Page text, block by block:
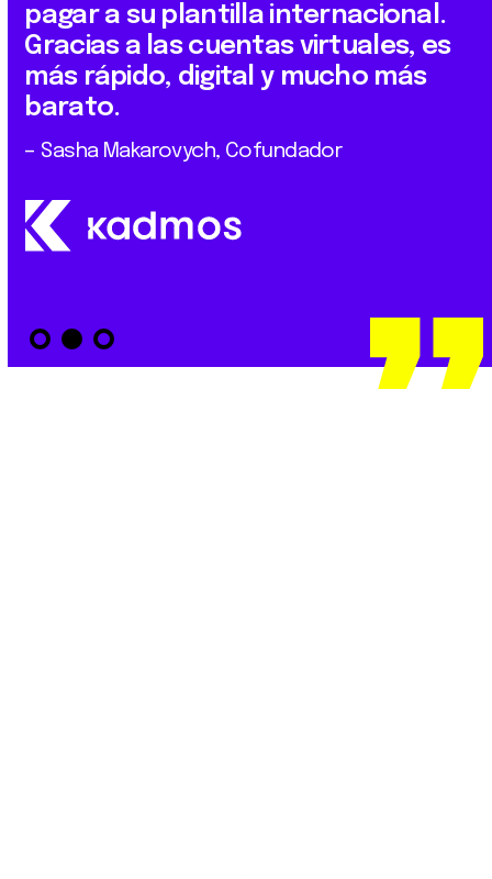
pagar a su plantilla internacional.
Gracias a las cuentas virtuales, es
más rápido, digital y mucho más
barato.
– Sasha Makarovych, Cofundador